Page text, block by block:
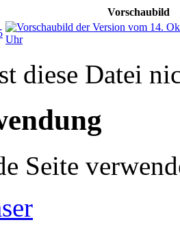
Vorschaubild
diese Datei
Seite